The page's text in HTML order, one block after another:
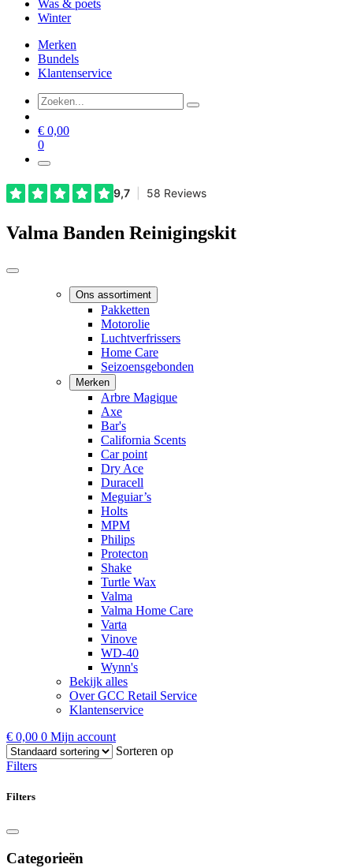
Was & poets
Winter
Merken
Bundels
Klantenservice
€ 0,00
0
Valma Banden Reinigingskit
Ons assortiment
Pakketten
Motorolie
Luchtverfrissers
Home Care
Seizoensgebonden
Merken
Arbre Magique
Axe
Bar's
California Scents
Car point
Dry Ace
Duracell
Meguiar’s
Holts
MPM
Philips
Protecton
Shake
Turtle Wax
Valma
Valma Home Care
Varta
Vinove
WD-40
Wynn's
Bekijk alles
Over GCC Retail Service
Klantenservice
€ 0,00 0 Mijn account
Sorteren op
Filters
Filters
Categorieën